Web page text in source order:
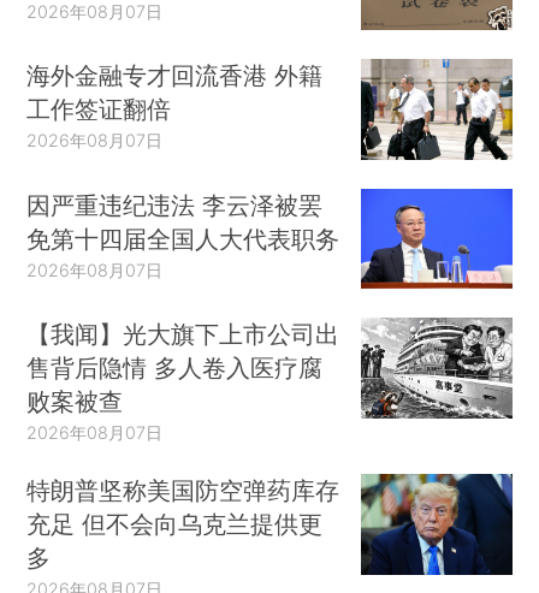
2026年08月07日
海外金融专才回流香港 外籍
工作签证翻倍
2026年08月07日
因严重违纪违法 李云泽被罢
免第十四届全国人大代表职务
2026年08月07日
【我闻】光大旗下上市公司出
售背后隐情 多人卷入医疗腐
败案被查
2026年08月07日
特朗普坚称美国防空弹药库存
充足 但不会向乌克兰提供更
多